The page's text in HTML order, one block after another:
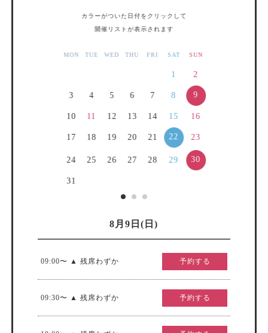
カラーがついた日付をクリックして
開催リストが表示されます
MON TUE WED THU FRI SAT SUN
1 2
3 4 5 6 7 8 9
10 11 12 13 14 15 16
17 18 19 20 21 22 23
24 25 26 27 28 29 30
31
8月9日(日)
09:00〜 ▲ 残席わずか 予約する
09:30〜 ▲ 残席わずか 予約する